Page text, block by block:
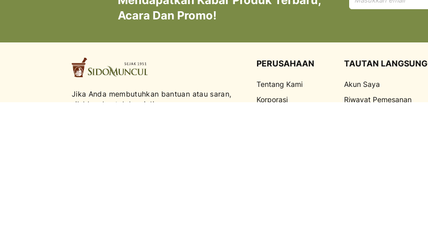
Acara Dan Promo!
untuk
Jika Anda membutuhkan bantuan atau saran,
silahkan kontak kami di:
PERUSAHAAN
Tentang Kami
Korporasi
TAUTAN LANGSUNG
Akun Saya
Riwayat Pemesanan